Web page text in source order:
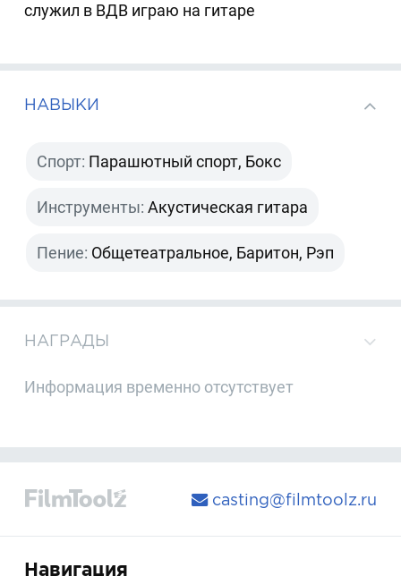
служил в ВДВ играю на гитаре
НАВЫКИ
Спорт: Парашютный спорт, Бокс
Инструменты: Акустическая гитара
Пение: Общетеатральное, Баритон, Рэп
НАГРАДЫ
Информация временно отсутствует
casting@filmtoolz.ru
Навигация